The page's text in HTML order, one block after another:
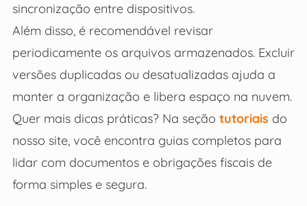
sincronização entre dispositivos.
Além disso, é recomendável revisar
periodicamente os arquivos armazenados. Excluir
versões duplicadas ou desatualizadas ajuda a
manter a organização e libera espaço na nuvem.
Quer mais dicas práticas? Na seção tutoriais do
nosso site, você encontra guias completos para
lidar com documentos e obrigações fiscais de
forma simples e segura.